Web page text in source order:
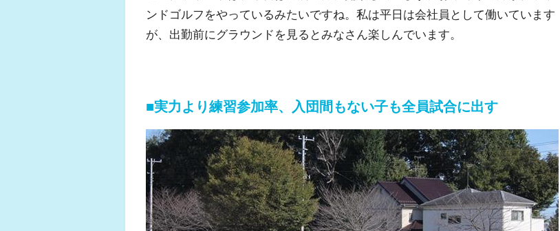
ンドゴルフをやっているみたいですね。私は平日は会社員として働いています
が、出勤前にグラウンドを見るとみなさん楽しんでいます。
■実力より練習参加率、入団間もない子も全員試合に出す